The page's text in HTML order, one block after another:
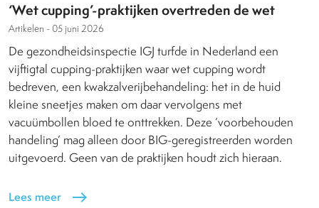
‘Wet cupping’-praktijken overtreden de wet
Artikelen - 05 juni 2026
De gezondheidsinspectie IGJ turfde in Nederland een
vijftigtal cupping-praktijken waar wet cupping wordt
bedreven, een kwakzalverijbehandeling: het in de huid
kleine sneetjes maken om daar vervolgens met
vacuümbollen bloed te onttrekken. Deze ‘voorbehouden
handeling’ mag alleen door BIG-geregistreerden worden
uitgevoerd. Geen van de praktijken houdt zich hieraan.
Lees meer east